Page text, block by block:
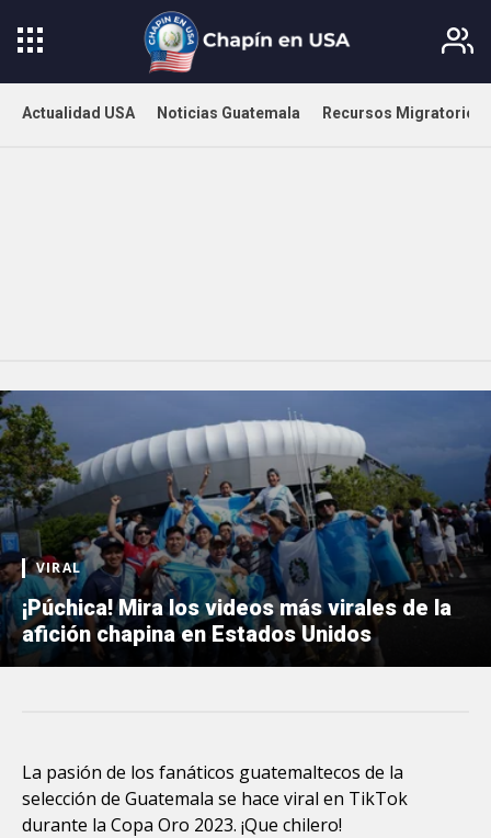
Actualidad USA Noticias Guatemala Recursos Migratorios
VIRAL
¡Púchica! Mira los videos más virales de la
afición chapina en Estados Unidos
La pasión de los fanáticos guatemaltecos de la
selección de Guatemala se hace viral en TikTok
durante la Copa Oro 2023. ¡Que chilero!